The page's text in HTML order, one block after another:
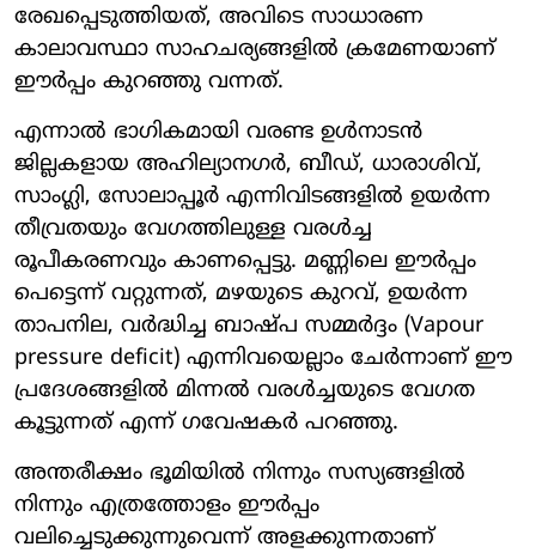
രേഖപ്പെടുത്തിയത്, അവിടെ സാധാരണ
കാലാവസ്ഥാ സാഹചര്യങ്ങളിൽ ക്രമേണയാണ്
ഈർപ്പം കുറഞ്ഞു വന്നത്.
എന്നാൽ ഭാഗികമായി വരണ്ട ഉൾനാടൻ
ജില്ലകളായ അഹില്യാനഗർ, ബീഡ്, ധാരാശിവ്,
സാംഗ്ലി, സോലാപ്പൂർ എന്നിവിടങ്ങളിൽ ഉയർന്ന
തീവ്രതയും വേഗത്തിലുള്ള വരൾച്ച
രൂപീകരണവും കാണപ്പെട്ടു. മണ്ണിലെ ഈർപ്പം
പെട്ടെന്ന് വറ്റുന്നത്, മഴയുടെ കുറവ്, ഉയർന്ന
താപനില, വർദ്ധിച്ച ബാഷ്പ സമ്മർദ്ദം (Vapour
pressure deficit) എന്നിവയെല്ലാം ചേർന്നാണ് ഈ
പ്രദേശങ്ങളിൽ മിന്നൽ വരൾച്ചയുടെ വേഗത
കൂട്ടുന്നത് എന്ന് ഗവേഷകർ പറഞ്ഞു.
അന്തരീക്ഷം ഭൂമിയിൽ നിന്നും സസ്യങ്ങളിൽ
നിന്നും എത്രത്തോളം ഈർപ്പം
വലിച്ചെടുക്കുന്നുവെന്ന് അളക്കുന്നതാണ്